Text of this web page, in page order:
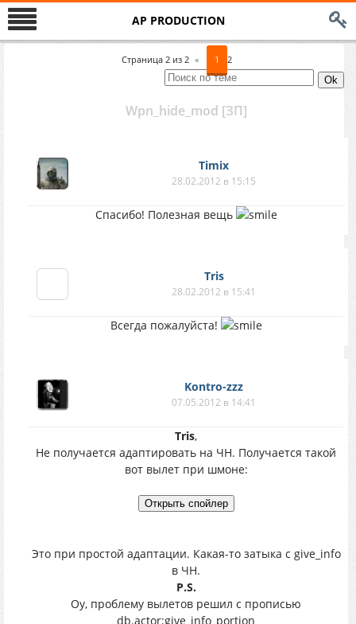
AP PRODUCTION
Страница 2 из 2 « 1 2
Wpn_hide_mod [ЗП]
Timix
28.02.2012 в 15:15
Спасибо! Полезная вещь
Tris
28.02.2012 в 15:41
Всегда пожалуйста!
Kontro-zzz
07.05.2012 в 14:41
Tris,
Не получается адаптировать на ЧН. Получается такой
вот вылет при шмоне:
Это при простой адаптации. Какая-то затыка с give_info
в ЧН.
P.S.
Оу, проблему вылетов решил с прописью
db.actor:give_info_portion